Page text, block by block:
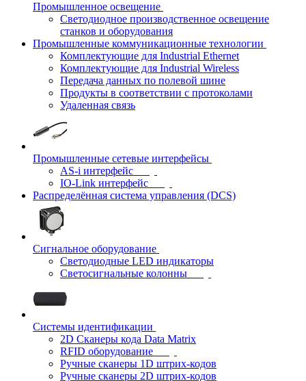
Промышленное освещение
Светодиодное производственное освещение
станков и оборудования
Промышленные коммуникационные технологии
Комплектующие для Industrial Ethernet
Комплектующие для Industrial Wireless
Передача данных по полевой шине
Продукты в соответствии с протоколами
Удаленная связь
Промышленные сетевые интерфейсы
AS-i интерфейс
IO-Link интерфейс
Распределённая система управления (DCS)
Сигнальное оборудование
Светодиодные LED индикаторы
Светосигнальные колонны
Системы идентификации
2D Сканеры кода Data Matrix
RFID оборудование
Ручные сканеры 1D штрих-кодов
Ручные сканеры 2D штрих-кодов